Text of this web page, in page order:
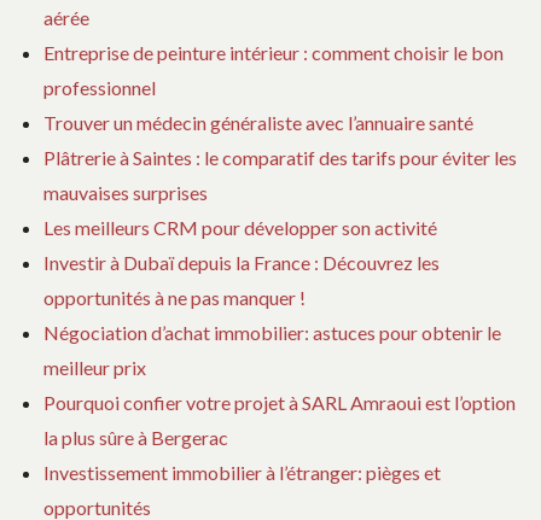
aérée
Entreprise de peinture intérieur : comment choisir le bon
professionnel
Trouver un médecin généraliste avec l’annuaire santé
Plâtrerie à Saintes : le comparatif des tarifs pour éviter les
mauvaises surprises
Les meilleurs CRM pour développer son activité
Investir à Dubaï depuis la France : Découvrez les
opportunités à ne pas manquer !
Négociation d’achat immobilier: astuces pour obtenir le
meilleur prix
Pourquoi confier votre projet à SARL Amraoui est l’option
la plus sûre à Bergerac
Investissement immobilier à l’étranger: pièges et
opportunités